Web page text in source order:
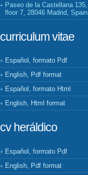
Paseo de la Castellana 135,
floor 7, 28046 Madrid, Spain
curriculum vitae
Español, formato Pdf
English, Pdf format
Español, formato Html
English, Html format
cv heráldico
Español, formato Pdf
English, Pdf format